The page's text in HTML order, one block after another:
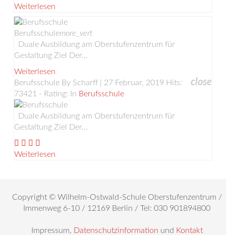
Weiterlesen
Berufsschulemore_vert
Duale Ausbildung am Oberstufenzentrum für
Gestaltung Ziel Der...
Weiterlesen
Berufsschule
close
By Scharff | 27 Februar, 2019 Hits:
73421 - Rating:
In Berufsschule
Duale Ausbildung am Oberstufenzentrum für
Gestaltung Ziel Der...
Weiterlesen
Copyright © Wilhelm-Ostwald-Schule Oberstufenzentrum /
Immenweg 6-10 / 12169 Berlin / Tel: 030 901894800
Impressum, Datenschutzinformation und Kontakt